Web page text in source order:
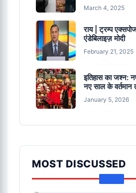
March 4, 2025
राय | ट्रम्प
एंडेबिलाइज़ मोदी
February 21, 2025
इतिहास का जश्न:
नए साल के वर्तमान
January 5, 2026
MOST DISCUSSED